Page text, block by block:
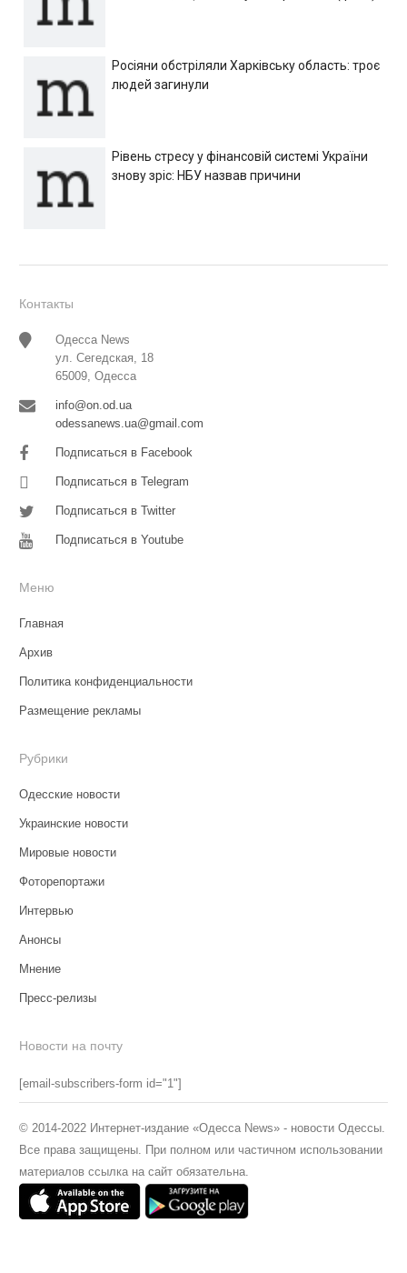
Росіяни обстріляли Харківську область: троє
людей загинули
Рівень стресу у фінансовій системі України
знову зріс: НБУ назвав причини
Контакты
Одесса News
ул. Сегедская, 18
65009, Одесса
info@on.od.ua
odessanews.ua@gmail.com
Подписаться в Facebook
Подписаться в Telegram
Подписаться в Twitter
Подписаться в Youtube
Меню
Главная
Архив
Политика конфиденциальности
Размещение рекламы
Рубрики
Одесские новости
Украинские новости
Мировые новости
Фоторепортажи
Интервью
Анонсы
Мнение
Пресс-релизы
Новости на почту
[email-subscribers-form id="1"]
© 2014-2022 Интернет-издание «Одесса News» - новости Одессы.
Все права защищены. При полном или частичном использовании
материалов ссылка на сайт обязательна.